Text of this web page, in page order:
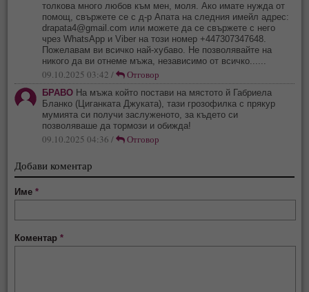
толкова много любов към мен, моля. Ако имате нужда от
помощ, свържете се с д-р Апата на следния имейл адрес:
drapata4@gmail.com или можете да се свържете с него
чрез WhatsApp и Viber на този номер +447307347648.
Пожелавам ви всичко най-хубаво. Не позволявайте на
никого да ви отнеме мъжа, независимо от всичко......
09.10.2025 03:42 / Отговор
БРАВО На мъжа който постави на мястото й Габриела
Бланко (Циганката Джуката), тази грозофилка с прякур
мумията си получи заслуженото, за където си
позволяваше да тормози и обижда!
09.10.2025 04:36 / Отговор
Добави коментар
Име*
Коментар*